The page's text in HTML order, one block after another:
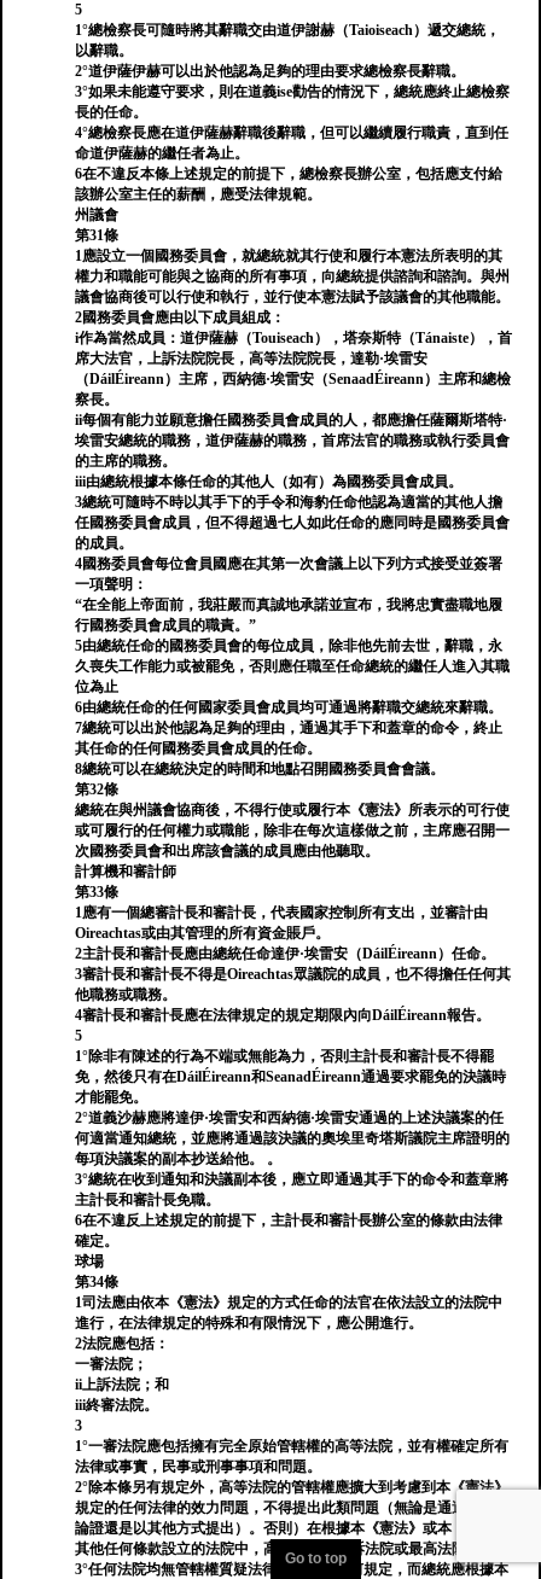
5
1°總檢察長可隨時將其辭職交由道伊謝赫（Taioiseach）遞交總統，
以辭職。
2°道伊薩伊赫可以出於他認為足夠的理由要求總檢察長辭職。
3°如果未能遵守要求，則在道義ise勸告的情況下，總統應終止總檢察
長的任命。
4°總檢察長應在道伊薩赫辭職後辭職，但可以繼續履行職責，直到任
命道伊薩赫的繼任者為止。
6在不違反本條上述規定的前提下，總檢察長辦公室，包括應支付給
該辦公室主任的薪酬，應受法律規範。
州議會
第31條
1應設立一個國務委員會，就總統就其行使和履行本憲法所表明的其
權力和職能可能與之協商的所有事項，向總統提供諮詢和諮詢。與州
議會協商後可以行使和執行，並行使本憲法賦予該議會的其他職能。
2國務委員會應由以下成員組成：
i作為當然成員：道伊薩赫（Touiseach），塔奈斯特（Tánaiste），首
席大法官，上訴法院院長，高等法院院長，達勒·埃雷安
（DáilÉireann）主席，西納德·埃雷安（SenaadÉireann）主席和總檢
察長。
ii每個有能力並願意擔任國務委員會成員的人，都應擔任薩爾斯塔特·
埃雷安總統的職務，道伊薩赫的職務，首席法官的職務或執行委員會
的主席的職務。
iii由總統根據本條任命的其他人（如有）為國務委員會成員。
3總統可隨時不時以其手下的手令和海豹任命他認為適當的其他人擔
任國務委員會成員，但不得超過七人如此任命的應同時是國務委員會
的成員。
4國務委員會每位會員國應在其第一次會議上以下列方式接受並簽署
一項聲明：
“在全能上帝面前，我莊嚴而真誠地承諾並宣布，我將忠實盡職地履
行國務委員會成員的職責。”
5由總統任命的國務委員會的每位成員，除非他先前去世，辭職，永
久喪失工作能力或被罷免，否則應任職至任命總統的繼任人進入其職
位為止
6由總統任命的任何國家委員會成員均可通過將辭職交總統來辭職。
7總統可以出於他認為足夠的理由，通過其手下和蓋章的命令，終止
其任命的任何國務委員會成員的任命。
8總統可以在總統決定的時間和地點召開國務委員會會議。
第32條
總統在與州議會協商後，不得行使或履行本《憲法》所表示的可行使
或可履行的任何權力或職能，除非在每次這樣做之前，主席應召開一
次國務委員會和出席該會議的成員應由他聽取。
計算機和審計師
第33條
1應有一個總審計長和審計長，代表國家控制所有支出，並審計由
Oireachtas或由其管理的所有資金賬戶。
2主計長和審計長應由總統任命達伊·埃雷安（DáilÉireann）任命。
3審計長和審計長不得是Oireachtas眾議院的成員，也不得擔任任何其
他職務或職務。
4審計長和審計長應在法律規定的規定期限內向DáilÉireann報告。
5
1°除非有陳述的行為不端或無能為力，否則主計長和審計長不得罷
免，然後只有在DáilÉireann和SeanadÉireann通過要求罷免的決議時
才能罷免。
2°道義沙赫應將達伊·埃雷安和西納德·埃雷安通過的上述決議案的任
何適當通知總統，並應將通過該決議的奧埃里奇塔斯議院主席證明的
每項決議案的副本抄送給他。 。
3°總統在收到通知和決議副本後，應立即通過其手下的命令和蓋章將
主計長和審計長免職。
6在不違反上述規定的前提下，主計長和審計長辦公室的條款由法律
確定。
球場
第34條
1司法應由依本《憲法》規定的方式任命的法官在依法設立的法院中
進行，在法律規定的特殊和有限情況下，應公開進行。
2法院應包括：
一審法院；
ii上訴法院；和
iii終審法院。
3
1°一審法院應包括擁有完全原始管轄權的高等法院，並有權確定所有
法律或事實，民事或刑事事項和問題。
2°除本條另有規定外，高等法院的管轄權應擴大到考慮到本《憲法》
規定的任何法律的效力問題，不得提出此類問題（無論是通過懇求，
論證還是以其他方式提出）。否則）在根據本《憲法》或本《憲法》
其他任何條款設立的法院中，高等法院，上訴法院或最高法院除外。
3°任何法院均無管轄權質疑法律或法律的任何規定，而總統應根據本
Go to top